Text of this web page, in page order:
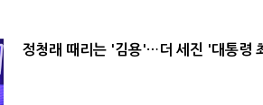
정청래 때리는 '김용'…더 세진 '대통령